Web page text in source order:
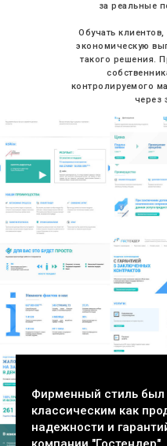
за реальные
Обучать
экономическую
такого решения.
контролируемого
через
Фирменный стиль был
классическим как
надежности и